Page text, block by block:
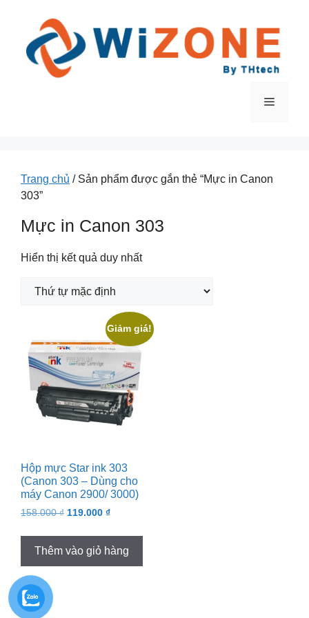
Menu
Trang chủ / Sản phẩm được gắn thẻ “Mực in Canon
303”
Mực in Canon 303
Hiển thị kết quả duy nhất
Giảm giá!
Hộp mực Star ink 303
(Canon 303 – Dùng cho
máy Canon 2900/ 3000)
158.000₫ Original
158.000 ₫.
119.000 ₫Current
119.000 ₫.
Thêm vào giỏ hàng